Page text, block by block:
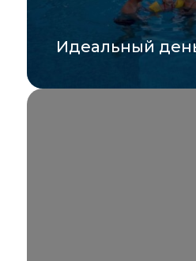
Идеальный
комфортом!